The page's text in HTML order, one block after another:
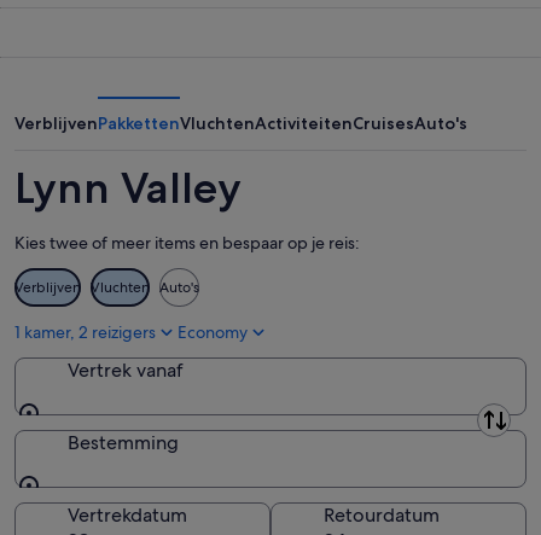
bekijken
11
weekend,
14
16
aug,
bekijken
VerblijvenPakkettenVluchtenActiviteitenCruisesAuto's
Lynn Valley
Kies twee of meer items en bespaar op je reis:
Verblijven Vluchten Auto's
1 kamer, 2 reizigers Economy
Vertrek vanaf
Vertrek vanaf
Bestemming
Bestemming
Vertrekdatum
Retourdatum